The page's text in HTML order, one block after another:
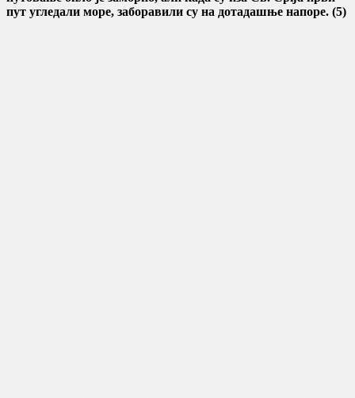
пут угледали море, заборавили су на дотадашње напоре. (5)